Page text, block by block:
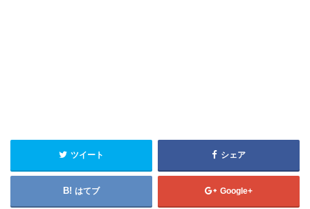
ツイート シェア
はてブ Google+